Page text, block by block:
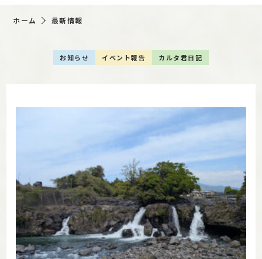
ホーム 最新情報
お知らせ イベント報告 カルタ君日記